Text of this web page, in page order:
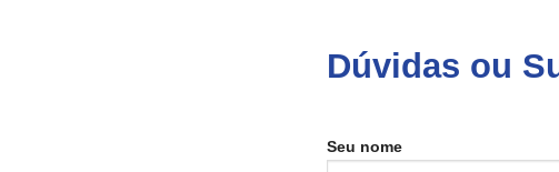
Dúvidas ou
Seu nome